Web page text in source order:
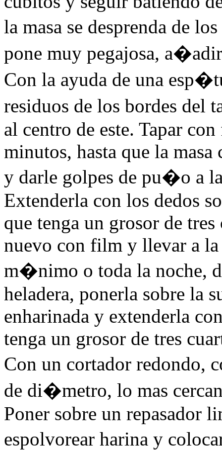
la masa se desprenda de
pone muy pegajosa,
Con la ayuda de una
residuos de los bordes del
al centro de este. Tapar
minutos, hasta que la
y darle golpes de pu�o a
Extenderla con los dedos
que tenga un grosor de
nuevo con film y llevar a la
m�nimo o toda la noche,
heladera, ponerla sobre la
enharinada y extenderla
tenga un grosor de tres
Con un cortador redondo,
de di�metro, lo mas
Poner sobre un repasador
espolvorear harina y